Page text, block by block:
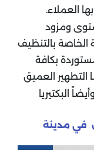
العملاء.
ومزود
الخاصة بالتنظيف
بكافة
التطهير العميق
البكتيريا
في مدينة